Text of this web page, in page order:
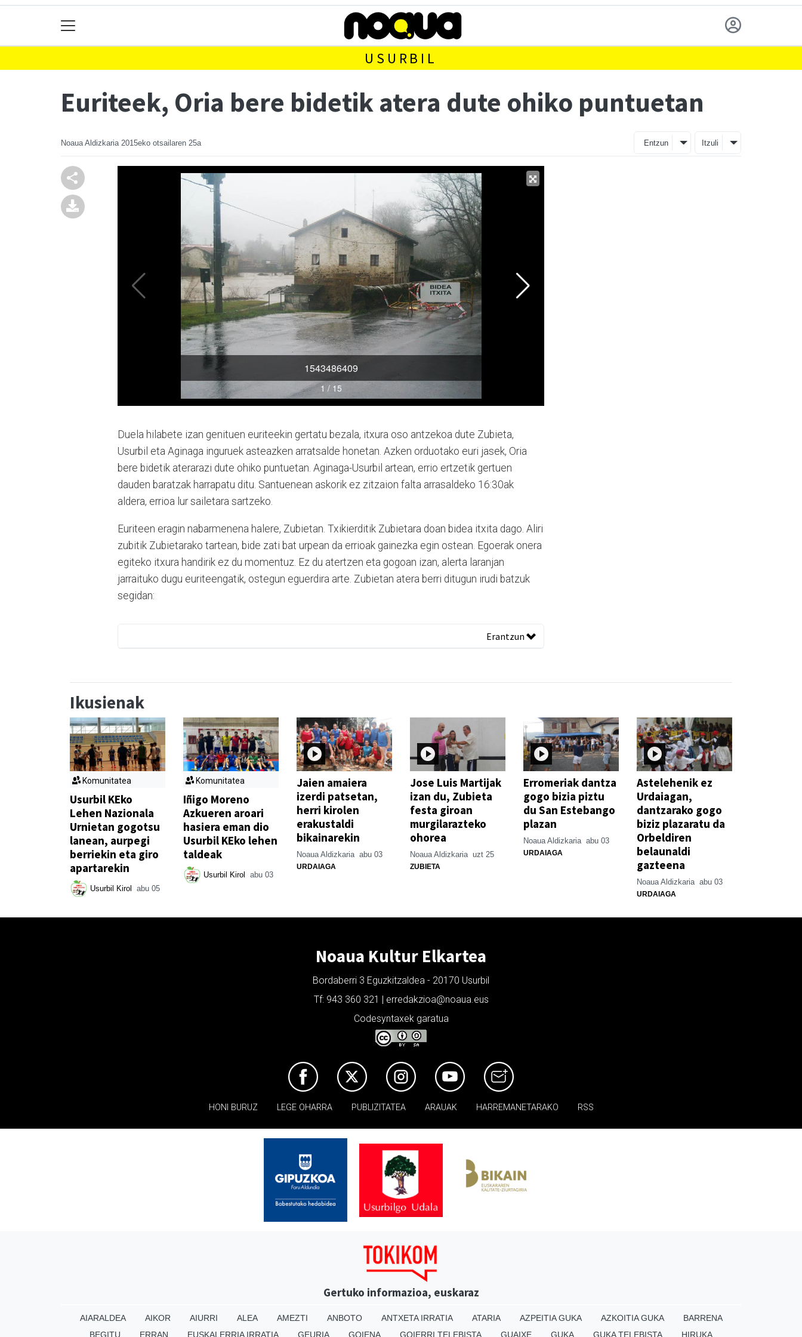
USURBIL
Euriteek, Oria bere bidetik atera dute ohiko puntuetan
Noaua Aldizkaria 2015eko otsailaren 25a Entzun Itzuli
Duela hilabete izan genituen euriteekin gertatu bezala, itxura oso antzekoa dute Zubieta,
Usurbil eta Aginaga inguruek asteazken arratsalde honetan. Azken orduotako euri jasek, Oria
bere bidetik aterarazi dute ohiko puntuetan. Aginaga-Usurbil artean, errio ertzetik gertuen
dauden baratzak harrapatu ditu. Santuenean askorik ez zitzaion falta arrasaldeko 16:30ak
aldera, errioa lur sailetara sartzeko.
Euriteen eragin nabarmenena halere, Zubietan. Txikierditik Zubietara doan bidea itxita dago. Aliri
zubitik Zubietarako tartean, bide zati bat urpean da errioak gainezka egin ostean. Egoerak onera
egiteko itxura handirik ez du momentuz. Ez du atertzen eta gogoan izan, alerta laranjan
jarraituko dugu euriteengatik, ostegun eguerdira arte. Zubietan atera berri ditugun irudi batzuk
segidan:
Erantzun
Ikusienak
Komunitatea
Usurbil KEko
Lehen Nazionala
Urnietan gogotsu
lanean, aurpegi
berriekin eta giro
apartarekin
Usurbil Kirol abu 05
Komunitatea
Iñigo Moreno
Azkueren aroari
hasiera eman dio
Usurbil KEko lehen
taldeak
Usurbil Kirol abu 03
Jaien amaiera
izerdi patsetan,
herri kirolen
erakustaldi
bikainarekin
Noaua Aldizkaria abu 03
URDAIAGA
Jose Luis Martijak
izan du, Zubieta
festa giroan
murgilarazteko
ohorea
Noaua Aldizkaria uzt 25
ZUBIETA
Erromeriak dantza
gogo bizia piztu
du San Estebango
plazan
Noaua Aldizkaria abu 03
URDAIAGA
Astelehenik ez
Urdaiagan,
dantzarako gogo
biziz plazaratu da
Orbeldiren
belaunaldi
gazteena
Noaua Aldizkaria abu 03
URDAIAGA
Noaua Kultur Elkartea
Bordaberri 3 Eguzkitzaldea - 20170 Usurbil
Tf: 943 360 321 | erredakzioa@noaua.eus
Codesyntaxek garatua
HONI BURUZ LEGE OHARRA PUBLIZITATEA ARAUAK HARREMANETARAKO RSS
Gertuko informazioa, euskaraz
AIARALDEA AIKOR AIURRI ALEA AMEZTI ANBOTO ANTXETA IRRATIA ATARIA AZPEITIA GUKA AZKOITIA GUKA
BARRENA
BEGITU
ERRAN EUSKALERRIA IRRATIA GEURIA GOIENA GOIERRI TELEBISTA GUAIXE GUKA GUKA TELEBISTA HIRUKA